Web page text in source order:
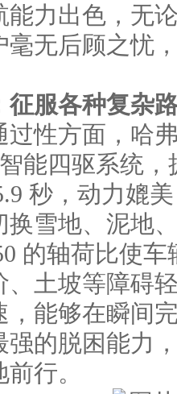
能力出色，无
毫无后顾之忧
征服各种复杂
方面，哈弗
能四驱系统
秒，动力媲
换雪地、泥地
的轴荷比使
、土坡等障碍
，能够在瞬间
强的脱困能力
行。